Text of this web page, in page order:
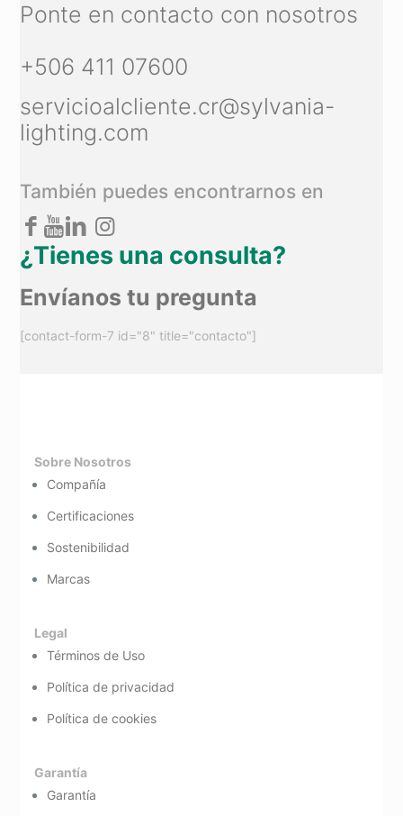
Ponte en contacto con nosotros
+506 411 07600
servicioalcliente.cr@sylvania-
lighting.com
También puedes encontrarnos en
¿Tienes una consulta?
Envíanos tu pregunta
[contact-form-7 id="8" title="contacto"]
Sobre Nosotros
Compañía
Certificaciones
Sostenibilidad
Marcas
Legal
Términos de Uso
Política de privacidad
Política de cookies
Garantía
Garantía